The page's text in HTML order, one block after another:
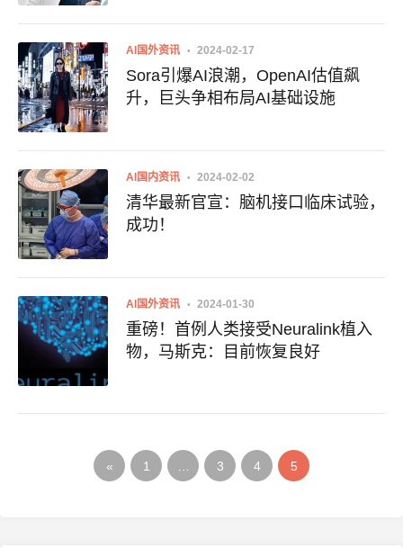
AI国外资讯 2024-02-17
Sora引爆AI浪潮，OpenAI估值飙
升，巨头争相布局AI基础设施
AI国内资讯 2024-02-02
清华最新官宣：脑机接口临床试验，
成功！
AI国外资讯 2024-01-30
重磅！首例人类接受Neuralink植入
物，马斯克：目前恢复良好
« 1 3 4 5